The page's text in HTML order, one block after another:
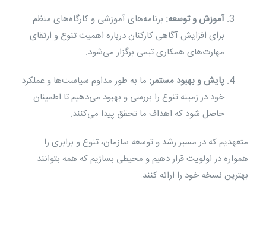
آموزش و توسعه: برنامه‌های آموزشی و کارگاه‌های منظم
برای افزایش آگاهی کارکنان درباره اهمیت تنوع و ارتقای
مهارت‌های همکاری تیمی برگزار می‌شود.
پایش و بهبود مستمر: ما به طور مداوم سیاست‌ها و عملکرد
خود در زمینه تنوع را بررسی و بهبود می‌دهیم تا اطمینان
حاصل شود که اهداف ما تحقق پیدا می‌کنند.
متعهدیم که در مسیر رشد و توسعه سازمان، تنوع و برابری را
همواره در اولویت قرار دهیم و محیطی بسازیم که همه بتوانند
بهترین نسخه خود را ارائه کنند.